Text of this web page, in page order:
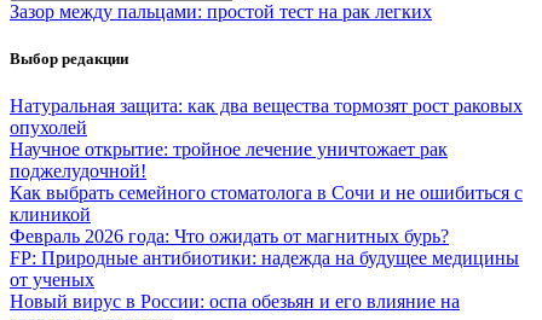
Зазор между пальцами: простой тест на рак легких
Выбор редакции
Натуральная защита: как два вещества тормозят рост раковых
опухолей
Научное открытие: тройное лечение уничтожает рак
поджелудочной!
Как выбрать семейного стоматолога в Сочи и не ошибиться с
клиникой
Февраль 2026 года: Что ожидать от магнитных бурь?
FP: Природные антибиотики: надежда на будущее медицины
от ученых
Новый вирус в России: оспа обезьян и его влияние на